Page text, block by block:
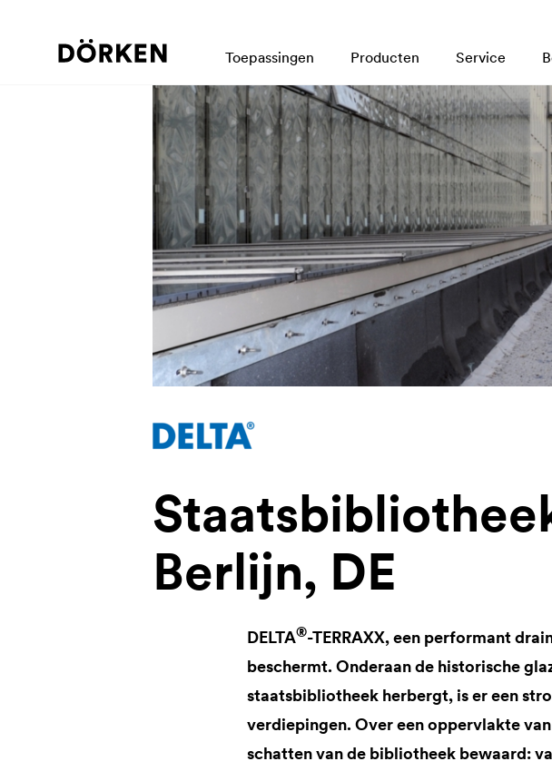
Toepassingen Producten Service
Berlijn, DE
DELTA®-TERRAXX, een performant
beschermt. Onderaan de historische
staatsbibliotheek herbergt, is er een
verdiepingen. Over een oppervlakte
schatten van de bibliotheek bewaard: